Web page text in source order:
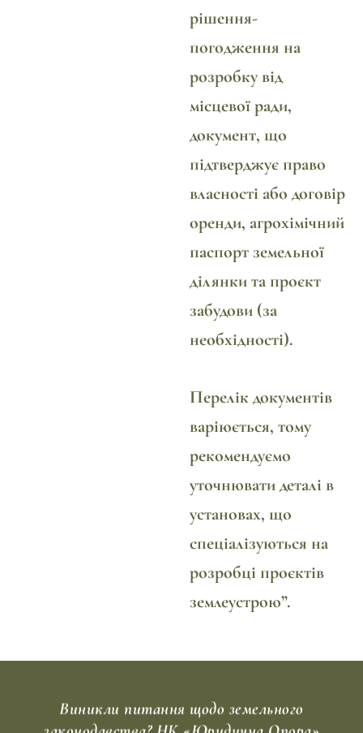
рішення-
погодження на
розробку від
місцевої ради,
документ, що
підтверджує право
власності або договір
оренди, агрохімічний
паспорт земельної
ділянки та проєкт
забудови (за
необхідності).
Перелік документів
варіюється, тому
рекомендуємо
уточнювати деталі в
установах, що
спеціалізуються на
розробці проєктів
землеустрою”.
Виникли питання щодо земельного